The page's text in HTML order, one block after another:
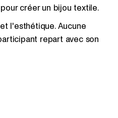
créer un bijou textile.
l'esthétique. Aucune
repart avec son